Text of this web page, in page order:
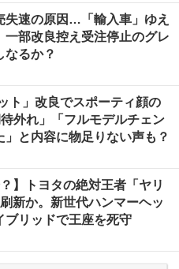
失速の原因…「輸入車」ゆえ
一部改良控え受注停止のグレ
なるか？
ト」改良でスポーティ顔の
待外れ」「フルモデルチェン
」と内容に物足りない声も？
】トヨタの絶対王者「ヤリ
新か。新世代ハンマーヘッ
ブリッドで王座を死守